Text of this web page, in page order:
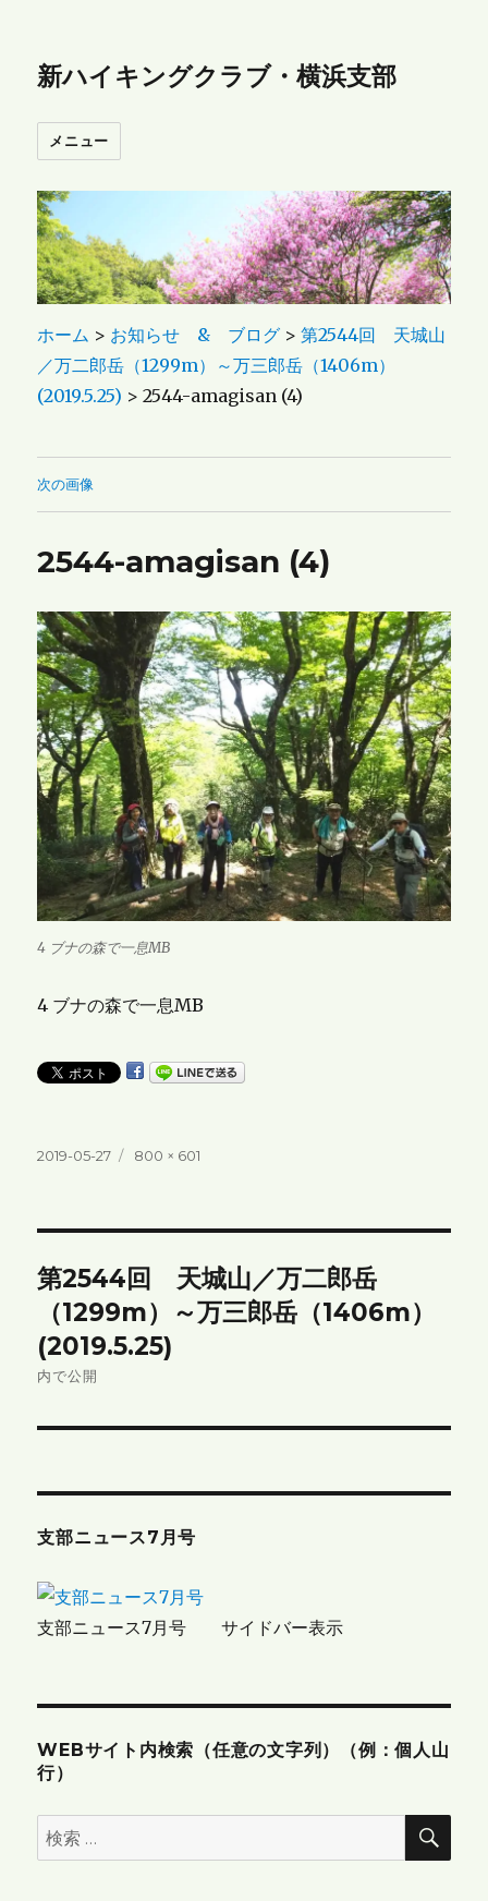
新ハイキングクラブ・横浜支部
メニュー
ホーム > お知らせ & ブログ >第2544回 天城山
／万二郎岳（1299m）～万三郎岳（1406m）
(2019.5.25) >2544-amagisan (4)
次の画像
2544-amagisan (4)
4 ブナの森で一息MB
4 ブナの森で一息MB
投
2019-05-27
フ
800 × 601
稿
ナ
ビ
ゲ
ー
シ
ョ
ン
第2544回 天城山／万二郎岳
（1299m）～万三郎岳（1406m）
(2019.5.25)
内で公開
支部ニュース7月号
支部ニュース7月号 サイドバー表示
WEBサイト内検索（任意の文字列）（例：個人山
行）
検
索:
検